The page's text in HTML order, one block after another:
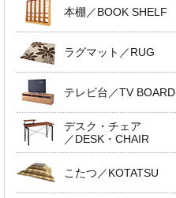
本棚／BOOK SHELF
ラグマット／RUG
テレビ台／TV BOARD
デスク・チェア
／DESK・CHAIR
こたつ／KOTATSU